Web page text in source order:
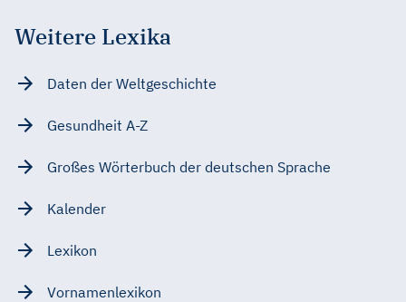
Weitere Lexika
Daten der Weltgeschichte
Gesundheit A-Z
Großes Wörterbuch der deutschen Sprache
Kalender
Lexikon
Vornamenlexikon